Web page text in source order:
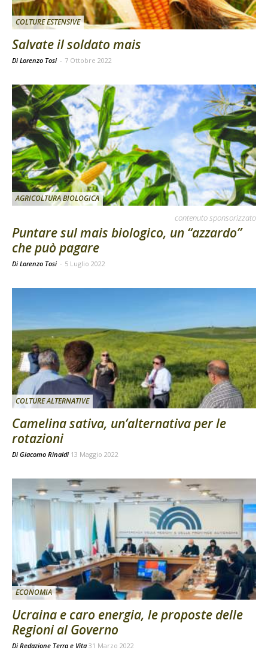
COLTURE ESTENSIVE
Salvate il soldato mais
Di Lorenzo Tosi - 7 Ottobre 2022
AGRICOLTURA BIOLOGICA
contenuto sponsorizzato
Puntare sul mais biologico, un “azzardo”
che può pagare
Di Lorenzo Tosi - 5 Luglio 2022
COLTURE ALTERNATIVE
Camelina sativa, un’alternativa per le
rotazioni
Di Giacomo Rinaldi 13 Maggio 2022
ECONOMIA
Ucraina e caro energia, le proposte delle
Regioni al Governo
Di Redazione Terra e Vita 31 Marzo 2022